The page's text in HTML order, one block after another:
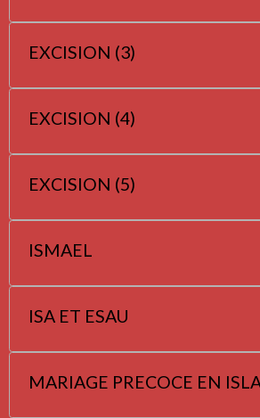
EXCISION (3)
EXCISION (4)
EXCISION (5)
ISMAEL
ISA ET ESAU
MARIAGE PRECOCE EN